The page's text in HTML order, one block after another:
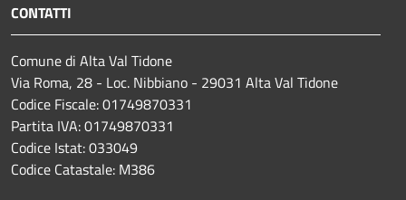
CONTATTI
Comune di Alta Val Tidone
Via Roma, 28 - Loc. Nibbiano - 29031 Alta Val Tidone
Codice Fiscale: 01749870331
Partita IVA: 01749870331
Codice Istat: 033049
Codice Catastale: M386